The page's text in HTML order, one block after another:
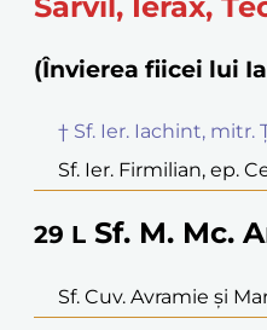
(Învierea fiicei lui
† Sf. Ier. Iachint, mitr.
Sf. Ier. Firmilian, ep.
29 L Sf. M. Mc.
Sf. Cuv. Avramie și